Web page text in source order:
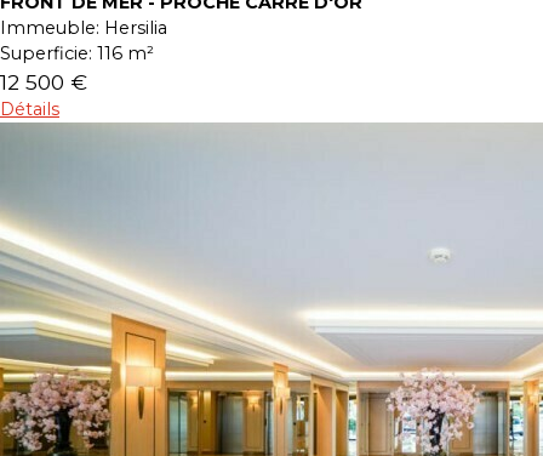
Immeuble: Hersilia
Superficie: 116 m²
12 500 €
Détails